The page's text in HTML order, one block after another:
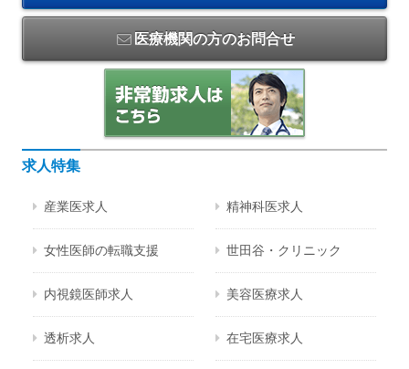
医療機関の方のお問合せ
求人特集
産業医求人 精神科医求人
女性医師の転職支援 世田谷・クリニック
内視鏡医師求人 美容医療求人
透析求人 在宅医療求人